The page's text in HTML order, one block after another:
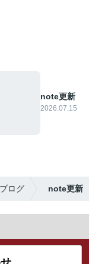
note更新
2026.07.15
ブログ note更新